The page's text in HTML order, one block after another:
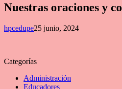
Nuestras oraciones y
hpcedupe25 junio, 2024
Categorías
Administración
Educadores